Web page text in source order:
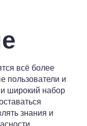
всё более
пользователи и
широкий набор
знания и